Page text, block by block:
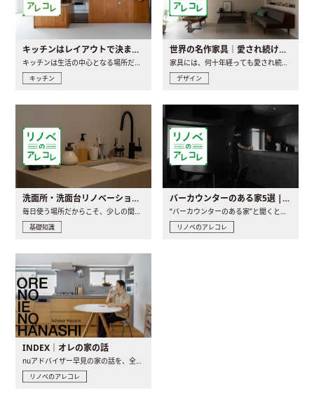
キッチンはレイアウトで決まる。後悔しないための考え方と選び方
キッチンは生活の中心となる場所だからこそ、家の中のどこに置..
キッチン
世界の名作家具｜愛され続ける理由と一生モノとの出会い方
家具には、何十年経っても愛され続ける「名作」と呼ばれるもの..
デザイン
洗面所・洗面台リノベーションの事例と間取りアイデア
毎日使う場所だからこそ、少しの間取りの工夫や素材の選び方で..
基礎知識
バーカウンターのある家5選 | 日常に馴染む“距離の近い”キッチンとは
“バーカウンターのある家”と聞くと、少し特別な、大人のための..
リノベのアレコレ
INDEX｜オレの家の話
nuアドバイザー早見の家の話を、全4話でお届け。リノベーションを..
リノベのアレコレ